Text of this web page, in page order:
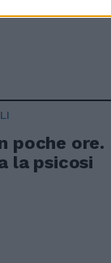
poche ore.
la psicosi